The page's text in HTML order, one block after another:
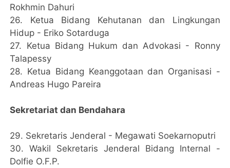
Rokhmin Dahuri
26.⁠ ⁠Ketua Bidang Kehutanan dan Lingkungan
Hidup - Eriko Sotarduga
27.⁠ ⁠Ketua Bidang Hukum dan Advokasi - Ronny
Talapessy
28.⁠ ⁠Ketua Bidang Keanggotaan dan Organisasi -
Andreas Hugo Pareira
Sekretariat dan Bendahara
29.⁠ ⁠Sekretaris Jenderal - Megawati Soekarnoputri
30.⁠ ⁠Wakil Sekretaris Jenderal Bidang Internal -
Dolfie O.F.P.